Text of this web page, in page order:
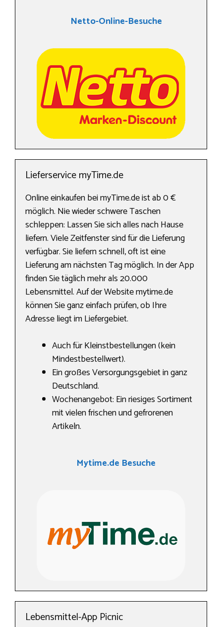
Netto-Online-Besuche
Lieferservice myTime.de
Online einkaufen bei myTime.de ist ab 0 €
möglich. Nie wieder schwere Taschen
schleppen: Lassen Sie sich alles nach Hause
liefern. Viele Zeitfenster sind für die Lieferung
verfügbar. Sie liefern schnell, oft ist eine
Lieferung am nächsten Tag möglich. In der App
finden Sie täglich mehr als 20.000
Lebensmittel. Auf der Website mytime.de
können Sie ganz einfach prüfen, ob Ihre
Adresse liegt im Liefergebiet.
Auch für Kleinstbestellungen (kein
Mindestbestellwert).
Ein großes Versorgungsgebiet in ganz
Deutschland.
Wochenangebot: Ein riesiges Sortiment
mit vielen frischen und gefrorenen
Artikeln.
Mytime.de Besuche
Lebensmittel-App Picnic